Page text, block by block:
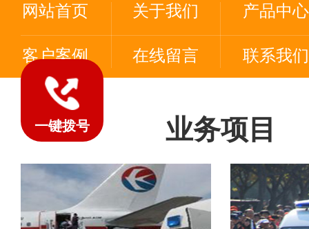
网站首页 关于我们 产品中心
客户案例 在线留言 联系我们
业务项目
一键拨号